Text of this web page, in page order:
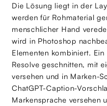
Die Lösung liegt in der
werden für Rohmaterial
menschlicher Hand
wird in Photoshop
Elementen kombiniert.
Resolve geschnitten, mit
versehen und in Marken-
ChatGPT-Caption-
Markensprache versehen